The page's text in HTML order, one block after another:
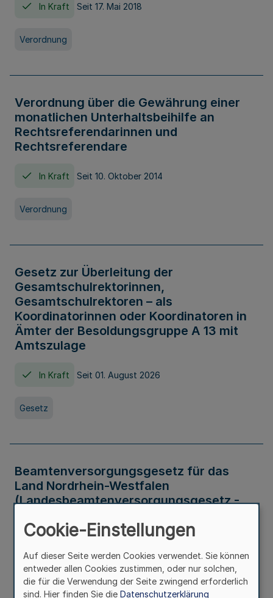
In Kraft Seit 17. Mai 2018
Verordnung
Verordnung über die Gewährung einer
monatlichen Unterhaltsbeihilfe an
Rechtsreferendarinnen und
Rechtsreferendare
In Kraft Seit 10. Oktober 2014
Verordnung
Gesetz zur Überleitung der
Gesamtschulrektorinnen,
Gesamtschulrektoren – als
Koordinatorinnen oder Koordinatoren in
Ämter der Besoldungsgruppe A 13 mit
Amtszulage
In Kraft Seit 01. August 2026
Gesetz
Beamtenversorgungsgesetz für das
Land Nordrhein-Westfalen
(Landesbeamtenversorgungsgesetz -
Gesetz
Cookie-Einstellungen
Auf dieser Seite werden Cookies verwendet. Sie können
entweder allen Cookies zustimmen, oder nur solchen,
die für die Verwendung der Seite zwingend erforderlich
sind. Hier finden Sie die Datenschutzerklärung